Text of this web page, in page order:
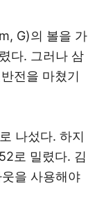
G)의 볼을 가
다. 그러나 삼
전을 마쳤기
나섰다. 하지
로 밀렸다. 김
을 사용해야